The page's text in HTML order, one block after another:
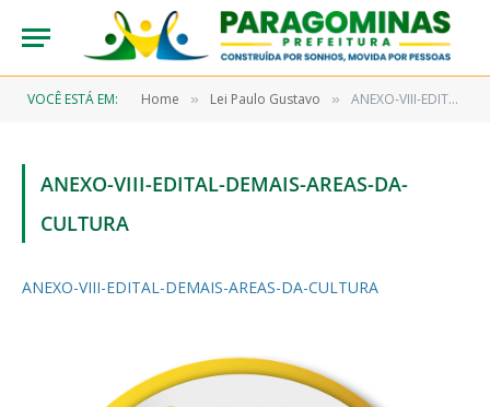
VOCÊ ESTÁ EM: Home » Lei Paulo Gustavo » ANEXO-VIII-EDITAL-DEMAIS-AREAS-DA-CULTURA
ANEXO-VIII-EDITAL-DEMAIS-AREAS-DA-
CULTURA
ANEXO-VIII-EDITAL-DEMAIS-AREAS-DA-CULTURA